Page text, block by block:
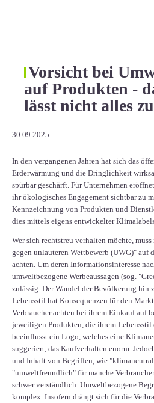
Vorsicht bei
auf Produkten -
lässt nicht alles
30.09.2025
In den vergangenen Jahren hat sich das
Erderwärmung und die Dringlichkeit
spürbar geschärft. Für Unternehmen
ihr ökologisches Engagement sichtbar zu
Kennzeichnung von Produkten und
dies mittels eigens entwickelter
Wer sich rechtstreu verhalten möchte,
gegen unlauteren Wettbewerb (UWG)" auf
achten. Um deren Informationsinteresse
umweltbezogene Werbeaussagen (sog.
zulässig. Der Wandel der Bevölkerung hin
Lebensstil hat Konsequenzen für den
Verbraucher achten bei ihrem Einkauf auf
jeweiligen Produkten, die ihrem Lebensstil
beeinflusst ein Logo, welches eine
suggeriert, das Kaufverhalten enorm.
und Inhalt von Begriffen, wie
"umweltfreundlich" für manche
schwer verständlich. Umweltbezogene
komplex. Insofern drängt sich für die